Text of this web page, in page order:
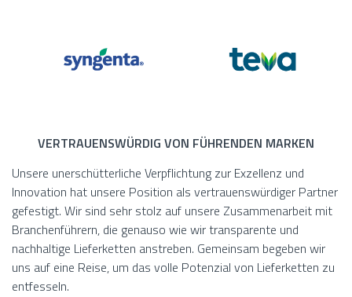
VERTRAUENSWÜRDIG VON FÜHRENDEN MARKEN
Unsere unerschütterliche Verpflichtung zur Exzellenz und
Innovation hat unsere Position als vertrauenswürdiger Partner
gefestigt. Wir sind sehr stolz auf unsere Zusammenarbeit mit
Branchenführern, die genauso wie wir transparente und
nachhaltige Lieferketten anstreben. Gemeinsam begeben wir
uns auf eine Reise, um das volle Potenzial von Lieferketten zu
entfesseln.